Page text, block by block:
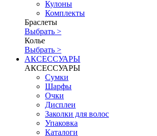
Кулоны
Комплекты
Браслеты
Выбрать >
Колье
Выбрать >
АКСЕССУАРЫ
АКСЕССУАРЫ
Сумки
Шарфы
Очки
Дисплеи
Заколки для волос
Упаковка
Каталоги